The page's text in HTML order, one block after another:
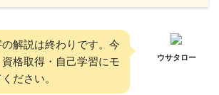
解説は終わりです。今
格取得・自己学習にモ
ださい。
ウサタロー